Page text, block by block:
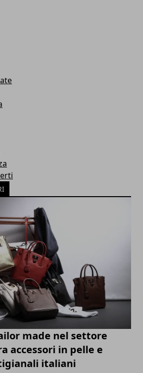
made nel settore
accessori in pelle e
italiani